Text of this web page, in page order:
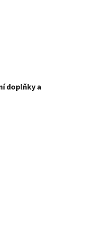
doplňky a